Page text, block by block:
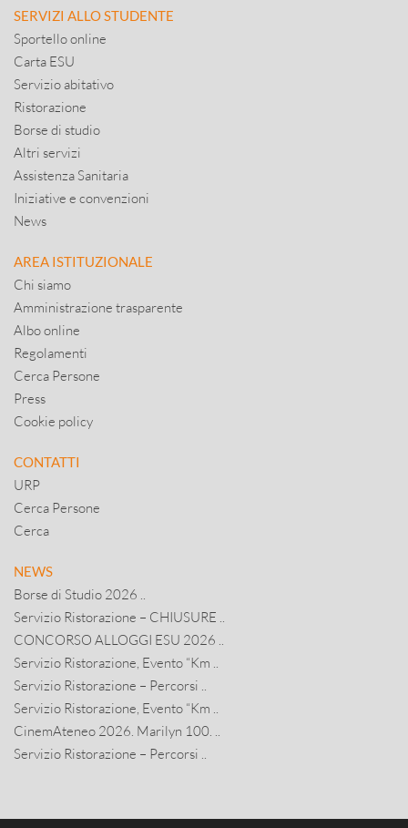
SERVIZI ALLO STUDENTE
Sportello online
Carta ESU
Servizio abitativo
Ristorazione
Borse di studio
Altri servizi
Assistenza Sanitaria
Iniziative e convenzioni
News
AREA ISTITUZIONALE
Chi siamo
Amministrazione trasparente
Albo online
Regolamenti
Cerca Persone
Press
Cookie policy
CONTATTI
URP
Cerca Persone
Cerca
NEWS
Borse di Studio 2026 ..
Servizio Ristorazione – CHIUSURE ..
CONCORSO ALLOGGI ESU 2026 ..
Servizio Ristorazione, Evento “Km ..
Servizio Ristorazione – Percorsi ..
Servizio Ristorazione, Evento “Km ..
CinemAteneo 2026. Marilyn 100. ..
Servizio Ristorazione – Percorsi ..